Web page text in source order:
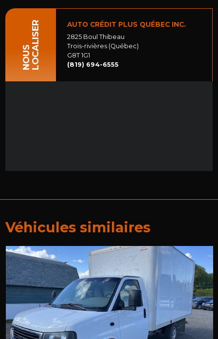
NOUSLOCALISER AUTO CRÉDIT PLUS QUÉBEC INC.
2825 Boul Thibeau
Trois-rivières (Québec)
G8T 1G1
(819) 694-6555
Véhicules similaires